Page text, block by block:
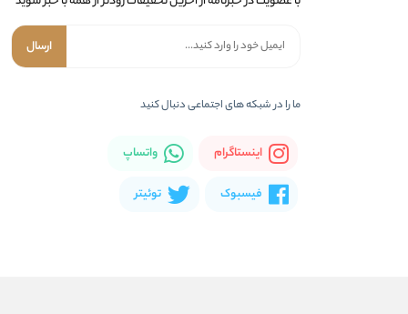
ارسال
ما را در شبکه های اجتماعی دنبال کنید
اینستاگرام واتساپ
فیسبوک توئیتر